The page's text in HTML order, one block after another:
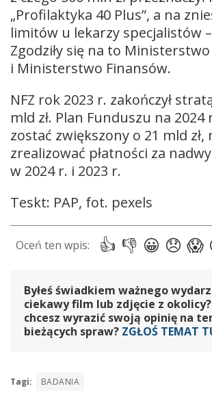
„Profilaktyka 40 Plus”, a na
limitów u lekarzy specjalistów –
Zgodziły się na to
i Ministerstwo Finansów.
NFZ rok 2023 r. zakończył
mld zł. Plan Funduszu na 2024
zostać zwiększony o 21 mld zł,
zrealizować płatności za
w 2024 r. i 2023 r.
Teskt: PAP, fot. pexels
Byłeś świadkiem ważnego
ciekawy film lub zdjęcie z
chcesz wyrazić swoją opinię na
bieżących spraw? ZGŁOŚ TEMAT
Tagi: BADANIA